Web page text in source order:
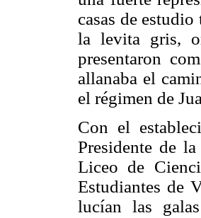
casas de
la levita gris,
presentaron
allanaba el
el régimen de
Con el
Presidente de
Liceo de
Estudiantes de
lucían las